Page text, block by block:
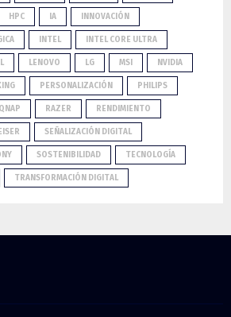
HPC IA INNOVACIÓN
INTEL INTEL CORE ULTRA
LENOVO LG MSI NVIDIA
PERSONALIZACIÓN PHILIPS
QNAP RAZER RENDIMIENTO
SEÑALIZACIÓN DIGITAL
SOSTENIBILIDAD TECNOLOGÍA
TRANSFORMACIÓN DIGITAL